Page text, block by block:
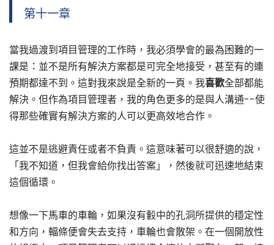
第十一章
當我過渡到項目管理的工作時，我必須學會的最為困難的一
課是：並不是所有解決方案都是可完全地接受，甚至有的連
預期都達不到。這對我來說是全新的一頁。我喜歡全部都能
解決。但作為項目管理者，我的角色更多的是與人溝通--使
得那些確實有解決方案的人可以更高效地合作。
這並不是逃避責任或者不負責。這意味著可以很舒適的說，
「我不知道，但我會給你找出答案」，然後就可迅速地結束
這個循環。
想像一下馬車的車輪，如果沒有轂中的孔洞所提供的穩定性
和方向，輻條便會失去支持，車輪也會散架。在一個開放性